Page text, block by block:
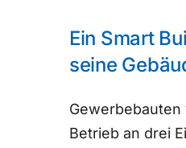
Ein Smart
seine
Betrieb an drei